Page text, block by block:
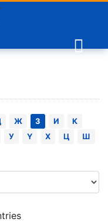
Ж З И
К
У Ү Х Ц
Ш